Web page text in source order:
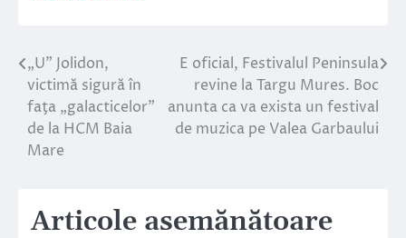
Navigare
în
articole
„U” Jolidon,
victimă sigură în
faţa „galacticelor”
de la HCM Baia
Mare
E oficial, Festivalul Peninsula
revine la Targu Mures. Boc
anunta ca va exista un festival
de muzica pe Valea Garbaului
Articole asemănătoare